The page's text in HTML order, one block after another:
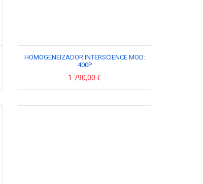
HOMOGENEIZADOR INTERSCIENCE MOD:
400P
1 790,00 €